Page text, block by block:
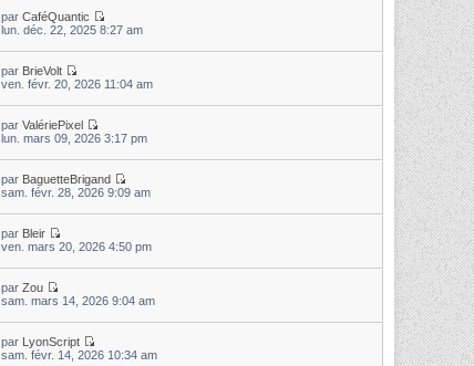
parCaféQuantic
lun. déc. 22, 2025 8:27 am
par BrieVolt
ven. févr. 20, 2026 11:04 am
parValériePixel
lun. mars 09, 2026 3:17 pm
par BaguetteBrigand
sam. févr. 28, 2026 9:09 am
par Bleir
ven. mars 20, 2026 4:50 pm
parZou
sam. mars 14, 2026 9:04 am
par LyonScript
sam. févr. 14, 2026 10:34 am